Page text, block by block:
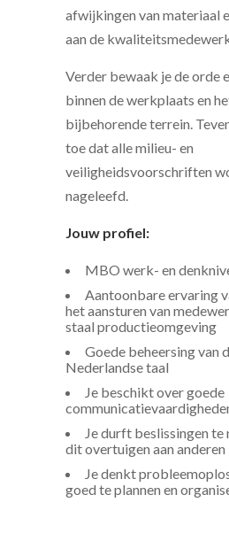
afwijkingen van materiaal
aan de
Verder bewaak je de orde
binnen de werkplaats en
bijbehorende terrein.
toe dat alle milieu- en
veiligheidsvoorschriften
nageleefd.
Jouw profiel:
MBO werk- en
Aantoonbare ervaring
het aansturen van
staal productieomgeving
Goede beheersing van
Nederlandse taal
Je beschikt over goede
Je durft beslissingen te
dit overtuigen aan anderen
Je denkt
goed te plannen en